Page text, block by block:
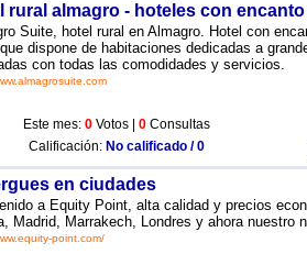
rural almagro - hoteles con
Suite, hotel rural en Almagro. Hotel con
dispone de habitaciones dedicadas a
con todas las comodidades y servicios.
Este mes: 0 Votos | 0 Consultas
Calificación: No calificado / 0
en ciudades
a Equity Point, alta calidad y precios
Madrid, Marrakech, Londres y ahora nuestro
point.com/